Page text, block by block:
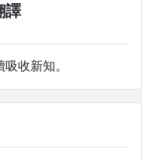
譯
收新知。